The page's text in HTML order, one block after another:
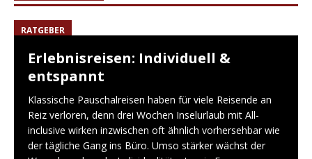
RATGEBER
Erlebnisreisen: Individuell &
entspannt
Klassische Pauschalreisen haben für viele Reisende an
Reiz verloren, denn drei Wochen Inselurlaub mit All-
inclusive wirken inzwischen oft ähnlich vorhersehbar wie
der tägliche Gang ins Büro. Umso stärker wächst der